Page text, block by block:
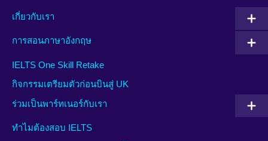
เกี่ยวกับเรา
การสอนภาษาอังกฤษ
IELTS One Skill Retake
กิจกรรมเตรียมตัวก่อนบินสู่ UK
ร่วมเป็นพาร์ทเนอร์กับเรา
ทำไมต้องสอบ IELTS